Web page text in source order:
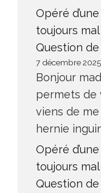
Opéré
toujours mal
Question
7 décembre 2025
Bonjour
permets de
viens de
hernie
Opéré
toujours mal
Question